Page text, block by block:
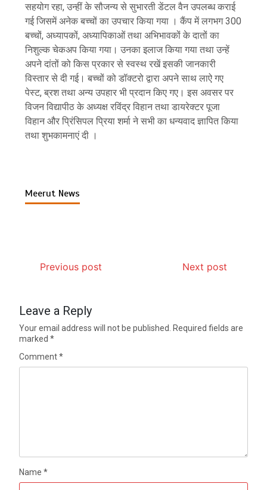
सहयोग रहा, उन्हीं के सौजन्य से सुभारती डेंटल वैन उपलब्ध कराई
गई जिसमें अनेक बच्चों का उपचार किया गया । कैंप में लगभग 300
बच्चों, अध्यापकों, अध्यापिकाओं तथा अभिभावकों के दातों का
निशुल्क चेकअप किया गया। उनका इलाज किया गया तथा उन्हें
अपने दांतों को किस प्रकार से स्वस्थ रखें इसकी जानकारी
विस्तार से दी गई। बच्चों को डॉक्टरो द्वारा अपने साथ लाऐ गए
पेस्ट, ब्रश तथा अन्य उपहार भी प्रदान किए गए। इस अवसर पर
विजन विद्यापीठ के अध्यक्ष रविंद्र विहान तथा डायरेक्टर पूजा
विहान और प्रिंसिपल प्रिया शर्मा ने सभी का धन्यवाद ज्ञापित किया
तथा शुभकामनाएं दी ।
Meerut News
Previous post Next post
Leave a Reply
Your email address will not be published.
Required fields are
marked*
Comment*
Name*